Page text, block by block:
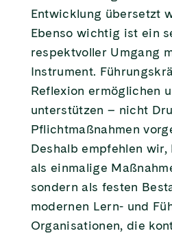
Entwicklung übersetzt
Ebenso wichtig ist ein
respektvoller Umgang
Instrument.
Reflexion ermöglichen
unterstützen – nicht
Pflichtmaßnahmen
Deshalb empfehlen
als einmalige
sondern als festen
modernen Lern- und
Organisationen, die